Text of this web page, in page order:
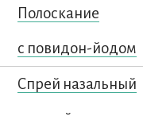
Полоскание
с повидон-йодом
Спрей назальный